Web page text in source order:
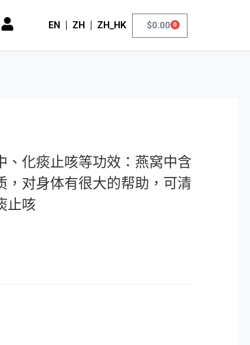
EN ZH ZH_HK $0.00 0
、化痰止咳等功效：燕窝中含
，对身体有很大的帮助，可清
止咳